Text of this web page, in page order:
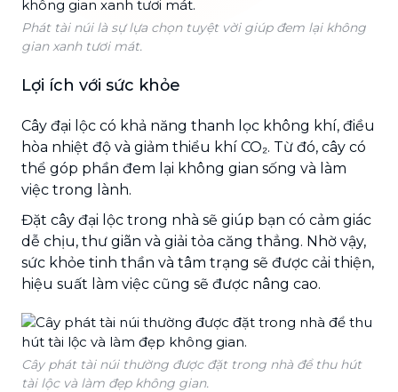
Phát tài núi là sự lựa chọn tuyệt vời giúp đem lại không
gian xanh tươi mát.
Lợi ích với sức khỏe
Cây đại lộc có khả năng thanh lọc không khí, điều
hòa nhiệt độ và giảm thiểu khí CO₂. Từ đó, cây có
thể góp phần đem lại không gian sống và làm
việc trong lành.
Đặt cây đại lộc trong nhà sẽ giúp bạn có cảm giác
dễ chịu, thư giãn và giải tỏa căng thẳng. Nhờ vậy,
sức khỏe tinh thần và tâm trạng sẽ được cải thiện,
hiệu suất làm việc cũng sẽ được nâng cao.
Cây phát tài núi thường được đặt trong nhà để thu hút
tài lộc và làm đẹp không gian.